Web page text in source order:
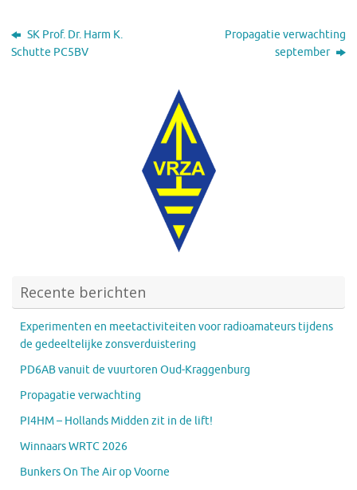
SK Prof. Dr. Harm K.
Schutte PC5BV
Propagatie verwachting
september
Recente berichten
Experimenten en meetactiviteiten voor radioamateurs tijdens
de gedeeltelijke zonsverduistering
PD6AB vanuit de vuurtoren Oud-Kraggenburg
Propagatie verwachting
PI4HM – Hollands Midden zit in de lift!
Winnaars WRTC 2026
Bunkers On The Air op Voorne